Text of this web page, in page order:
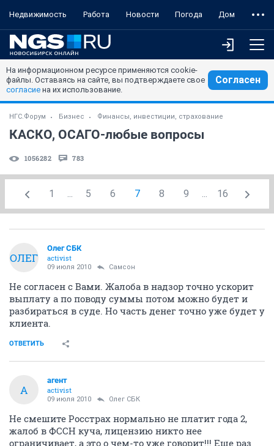
Недвижимость Работа Новости Погода Дом
На информационном ресурсе применяются cookie-
файлы. Оставаясь на сайте, вы подтверждаете свое
согласие на их использование.
Согласен
НГС.Форум Бизнес Финансы, инвестиции, страхование
КАСКО, ОСАГО-любые вопросы
1056282 783
1 ... 5 6 7 8 9 ... 16
ОЛЕГ
Олег СБК
activist
09 июля 2010 Самсон
Не согласен с Вами. Жалоба в надзор точно ускорит
выплату а по поводу суммы потом можно будет и
разбираться в суде. Но часть денег точно уже будет у
клиента.
ОТВЕТИТЬ
А
агент
activist
09 июля 2010 Олег СБК
Не смешите Росстрах нормально не платит года 2,
жалоб в ФССН куча, лицензию никто нее
ограничивает, а это о чем-то уже говорит!!! Еще раз